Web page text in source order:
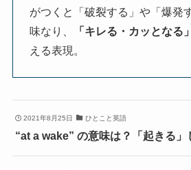
がつくと「破裂する」や「爆発
味なり、
「キレる・カッとなる」
える表現。
2021年8月25日 ひとこと英語
“at a wake” の意味は？「起きる